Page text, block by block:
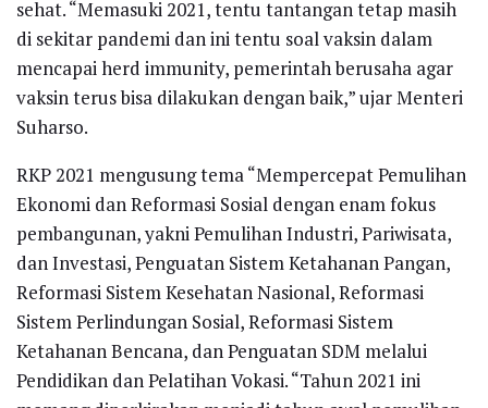
sehat. “Memasuki 2021, tentu tantangan tetap masih
di sekitar pandemi dan ini tentu soal vaksin dalam
mencapai herd immunity, pemerintah berusaha agar
vaksin terus bisa dilakukan dengan baik,” ujar Menteri
Suharso.
RKP 2021 mengusung tema “Mempercepat Pemulihan
Ekonomi dan Reformasi Sosial dengan enam fokus
pembangunan, yakni Pemulihan Industri, Pariwisata,
dan Investasi, Penguatan Sistem Ketahanan Pangan,
Reformasi Sistem Kesehatan Nasional, Reformasi
Sistem Perlindungan Sosial, Reformasi Sistem
Ketahanan Bencana, dan Penguatan SDM melalui
Pendidikan dan Pelatihan Vokasi. “Tahun 2021 ini